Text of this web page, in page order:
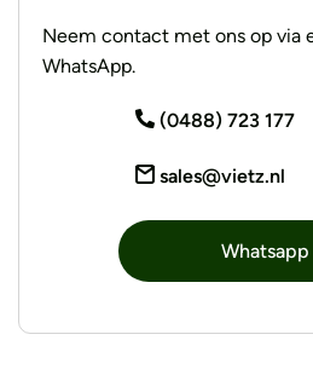
Neem contact met ons op via
WhatsApp.
(0488) 723 177
sales@vietz.nl